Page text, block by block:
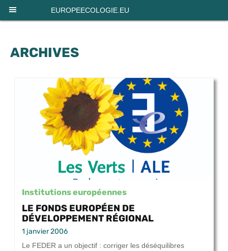
EUROPEECOLOGIE.EU
ARCHIVES
Institutions européennes
LE FONDS EUROPÉEN DE
DÉVELOPPEMENT RÉGIONAL
1 janvier 2006
Le FEDER a un objectif : corriger les déséquilibres